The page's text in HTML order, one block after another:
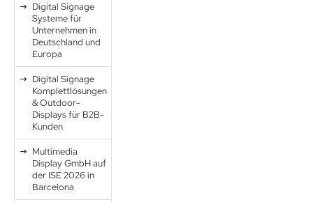
Digital Signage
Systeme für
Unternehmen in
Deutschland und
Europa
Digital Signage
Komplettlösungen
& Outdoor-
Displays für B2B-
Kunden
Multimedia
Display GmbH auf
der ISE 2026 in
Barcelona